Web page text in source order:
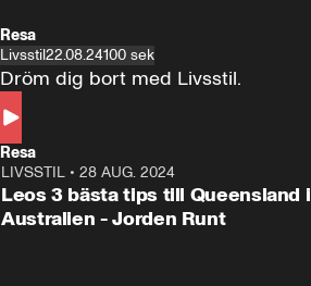
Resa
Livsstil22.08.24100 sek
Dröm dig bort med Livsstil.
Resa
LIVSSTIL • 28 AUG. 2024
Leos 3 bästa tips till Queensland i
Australien - Jorden Runt